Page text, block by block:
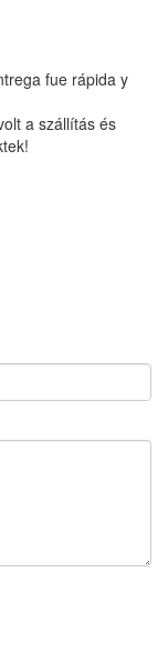
fue rápida y
a szállítás és